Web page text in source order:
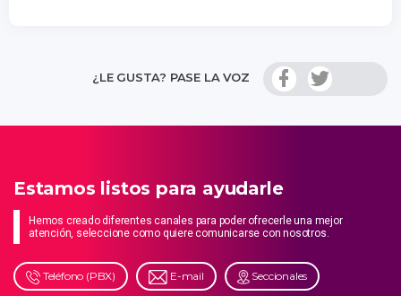
¿LE GUSTA? PASE LA VOZ
Estamos listos para ayudarle
Hemos creado diferentes canales para poder ofrecerle una mejor
atención, seleccione como quiere comunicarse con nosotros.
Teléfono (PBX) E-mail Seccionales